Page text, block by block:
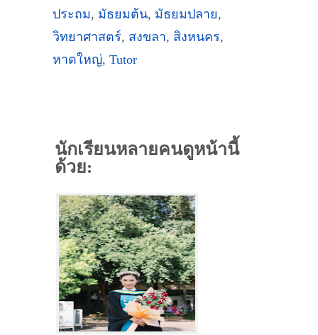
ประถม, มัธยมต้น, มัธยมปลาย,
วิทยาศาสตร์, สงขลา, สิงหนคร,
หาดใหญ่, Tutor
นักเรียนหลายคนดูหน้านี้
ด้วย: